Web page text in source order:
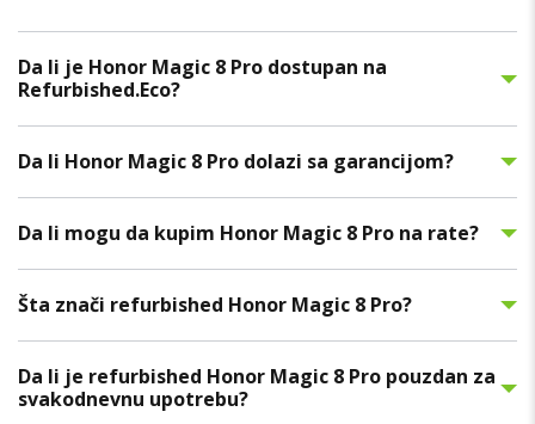
Da li je Honor Magic 8 Pro dostupan na
Refurbished.Eco?
Da li Honor Magic 8 Pro dolazi sa garancijom?
Da li mogu da kupim Honor Magic 8 Pro na rate?
Šta znači refurbished Honor Magic 8 Pro?
Da li je refurbished Honor Magic 8 Pro pouzdan za
svakodnevnu upotrebu?